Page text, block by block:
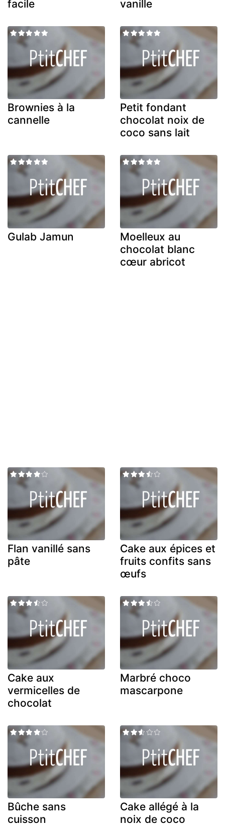
facile vanille
Brownies à la
cannelle
Petit fondant
chocolat noix de
coco sans lait
Gulab Jamun
Moelleux au
chocolat blanc
cœur abricot
Flan vanillé sans
pâte
Cake aux épices et
fruits confits sans
œufs
Cake aux
vermicelles de
chocolat
Marbré choco
mascarpone
Bûche sans
cuisson
Cake allégé à la
noix de coco